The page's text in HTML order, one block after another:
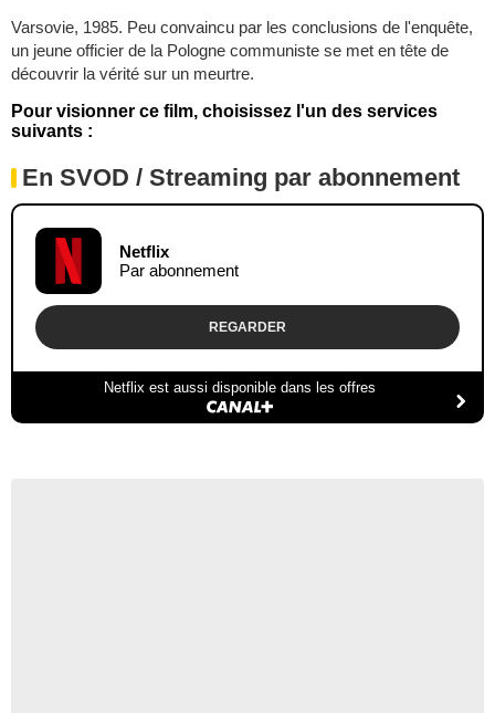
Varsovie, 1985. Peu convaincu par les conclusions de l'enquête,
un jeune officier de la Pologne communiste se met en tête de
découvrir la vérité sur un meurtre.
Pour visionner ce film, choisissez l'un des services
suivants :
En SVOD / Streaming par abonnement
Netflix
Par abonnement
REGARDER
Netflix est aussi disponible dans les offres